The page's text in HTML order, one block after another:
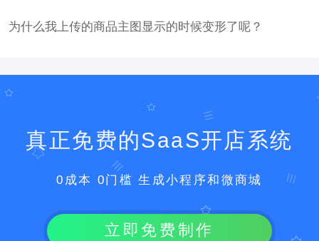
为什么我上传的商品主图显示的时候变形了呢？
真正免费的SaaS开店系统
0成本 0门槛 生成小程序和微商城
立即免费制作